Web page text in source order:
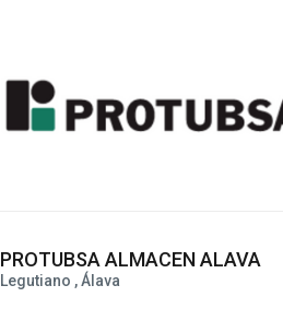
PROTUBSA ALMACEN ALAVA
Legutiano , Álava